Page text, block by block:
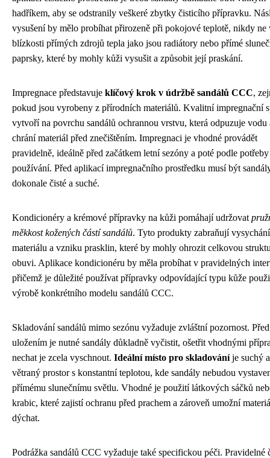
hadříkem, aby se odstranily veškeré zbytky čisticího přípravku.
vysušení by mělo probíhat přirozeně při pokojové teplotě, nikdy ne
blízkosti přímých zdrojů tepla jako jsou radiátory nebo přímé
paprsky, které by mohly kůži vysušit a způsobit její praskání.
Impregnace představuje klíčový krok v údržbě sandálů CCC,
pokud jsou vyrobeny z přírodních materiálů. Kvalitní impregnační
vytvoří na povrchu sandálů ochrannou vrstvu, která odpuzuje vodu
chrání materiál před znečištěním. Impregnaci je vhodné provádět
pravidelně, ideálně před začátkem letní sezóny a poté podle
používání. Před aplikací impregnačního prostředku musí být
dokonale čisté a suché.
Kondicionéry a krémové přípravky na kůži pomáhají udržovat
měkkost kožených částí sandálů. Tyto produkty zabraňují vysychání
materiálu a vzniku prasklin, které by mohly ohrozit celkovou
obuvi. Aplikace kondicionéru by měla probíhat v pravidelných
přičemž je důležité používat přípravky odpovídající typu kůže
výrobě konkrétního modelu sandálů CCC.
Skladování sandálů mimo sezónu vyžaduje zvláštní pozornost. Před
uložením je nutné sandály důkladně vyčistit, ošetřit vhodnými
nechat je zcela vyschnout. Ideální místo pro skladováníje suchý a
větraný prostor s konstantní teplotou, kde sandály nebudou
přímému slunečnímu světlu. Vhodné je použití látkových sáčků
krabic, které zajistí ochranu před prachem a zároveň umožní
dýchat.
Podrážka sandálů CCC vyžaduje také specifickou péči. Pravidelné